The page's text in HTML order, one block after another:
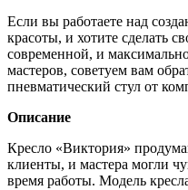
Если вы работаете над
красоты, и хотите сделать
современной, и
мастеров, советуем вам
пневматический стул от
Описание
Кресло «Виктория»
клиенты, и мастера могли
время работы. Модель